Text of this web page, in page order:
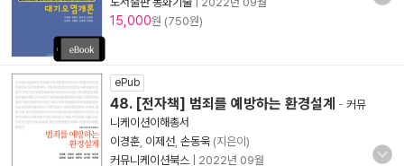
15,000원 (750원)
ePub
48. [전자책] 범죄를 예방하는 환경설계 - 커뮤
니케이션이해총서
이경훈 이제선 손동욱 (지은이)
커뮤니케이션북스
2022년 09월